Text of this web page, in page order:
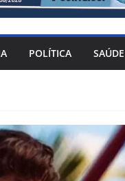
POLÍTICA SAÚDE